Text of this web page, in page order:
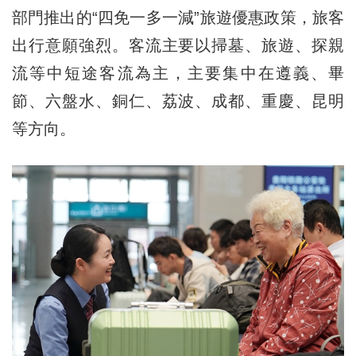
部門推出的“四免一多一減”旅遊優惠政策，旅客
出行意願強烈。客流主要以掃墓、旅遊、探親
流等中短途客流為主，主要集中在遵義、畢
節、六盤水、銅仁、荔波、成都、重慶、昆明
等方向。